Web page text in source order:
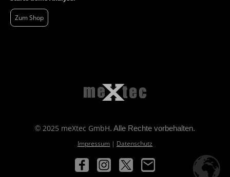
Zum Shop
© 2025 meXtec GmbH. Alle Rechte vorbehalten.
Impressum | Datenschutz